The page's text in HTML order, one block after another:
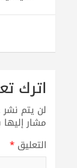
اترك
لن يتم نشر
مشار إليها
التعليق*